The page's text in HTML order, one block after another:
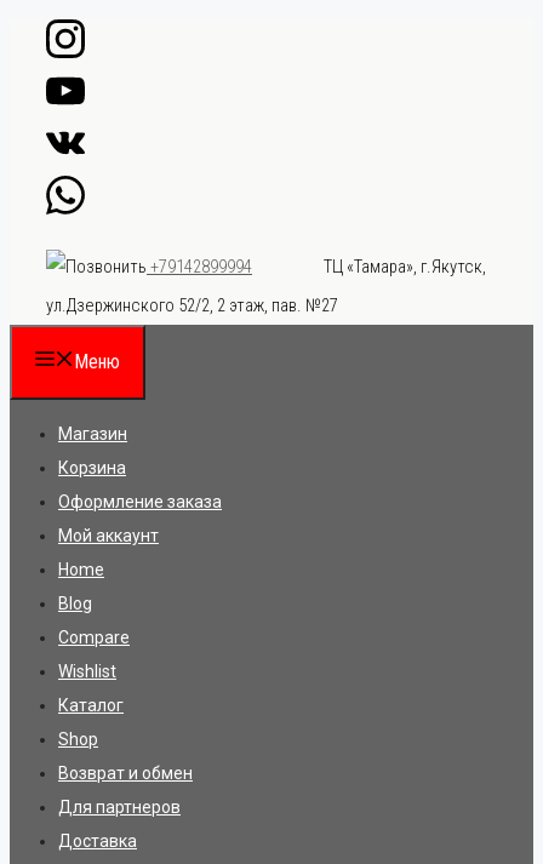
Перейти
содержимому
+79142899994
ТЦ «Тамара», г.Якутск,
ул.Дзержинского 52/2, 2 этаж, пав. №27
Меню
Магазин
Корзина
Оформление заказа
Мой аккаунт
Home
Blog
Compare
Wishlist
Каталог
Shop
Возврат и обмен
Для партнеров
Доставка